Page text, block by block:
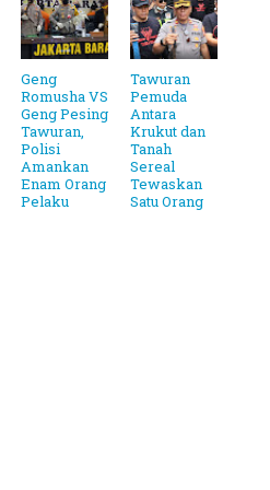
Geng
Romusha VS
Geng Pesing
Tawuran,
Polisi
Amankan
Enam Orang
Pelaku
Tawuran
Pemuda
Antara
Krukut dan
Tanah
Sereal
Tewaskan
Satu Orang